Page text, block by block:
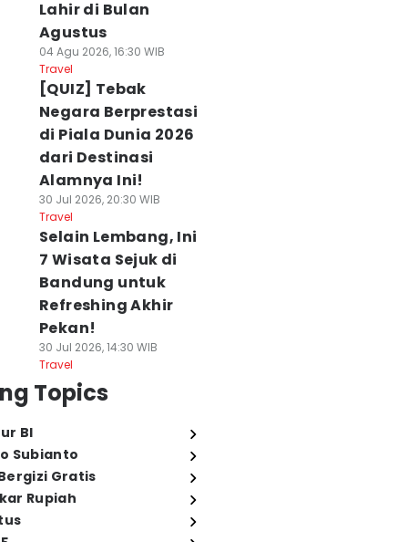
Lahir di Bulan
Agustus
04 Agu 2026, 16:30 WIB
Travel
[QUIZ] Tebak
Negara Berprestasi
di Piala Dunia 2026
dari Destinasi
Alamnya Ini!
30 Jul 2026, 20:30 WIB
Travel
Selain Lembang, Ini
7 Wisata Sejuk di
Bandung untuk
Refreshing Akhir
Pekan!
30 Jul 2026, 14:30 WIB
Travel
Topics
BI
Subianto
Gratis
Rupiah